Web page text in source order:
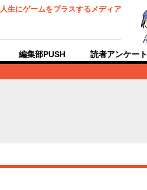
人生にゲームをプラスするメディア
編集部PUSH 読者アンケート